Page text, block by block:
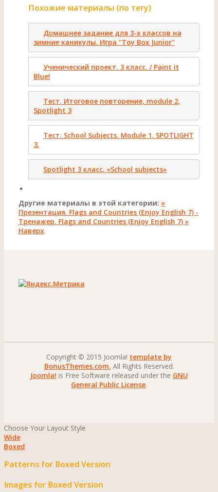
Похожие материалы (по тегу)
Домашнее задание для 3-х классов на
зимние каникулы. Игра "Toy Box Junior"
Ученический проект. 3 класс. / Paint it
Blue!
Тест. Итоговое повторение, module 2,
Spotlight 3
Тест. School Subjects. Module 1. SPOTLIGHT
3.
Spotlight 3 класс, «School subjects»
Другие материалы в этой категории: «
Презентация. Flags and Countries (Enjoy English 7) -
Тренажер. Flags and Countries (Enjoy English 7) »
Наверх
Copyright © 2015 Joomla! template by
BonusThemes.com. All Rights Reserved.
Joomla! is Free Software released under the GNU
General Public License.
Choose Your Layout Style
Wide
Boxed
Patterns for Boxed Version
Images for Boxed Version